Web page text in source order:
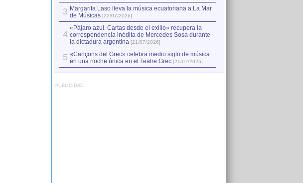
3 Margarita Laso lleva la música ecuatoriana a La Mar
de Músicas [22/07/2026]
4
«Pájaro azul. Cartas desde el exilio» recupera la
correspondencia inédita de Mercedes Sosa durante
la dictadura argentina [21/07/2026]
5 «Cançons del Grec» celebra medio siglo de música
en una noche única en el Teatre Grec [21/07/2026]
PUBLICIDAD